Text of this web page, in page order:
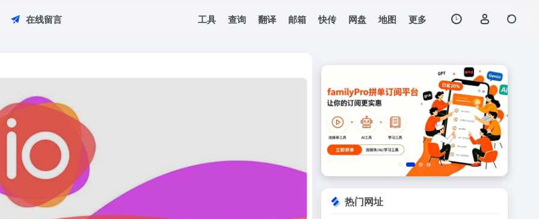
在线留言 工具 查询 翻译 邮箱 快传 网盘 地图 更多
热门网址